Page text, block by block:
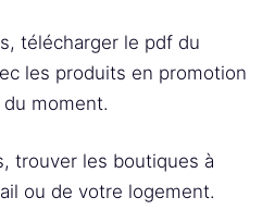
télécharger le pdf du
les produits en promotion
moment.
trouver les boutiques à
ou de votre logement.